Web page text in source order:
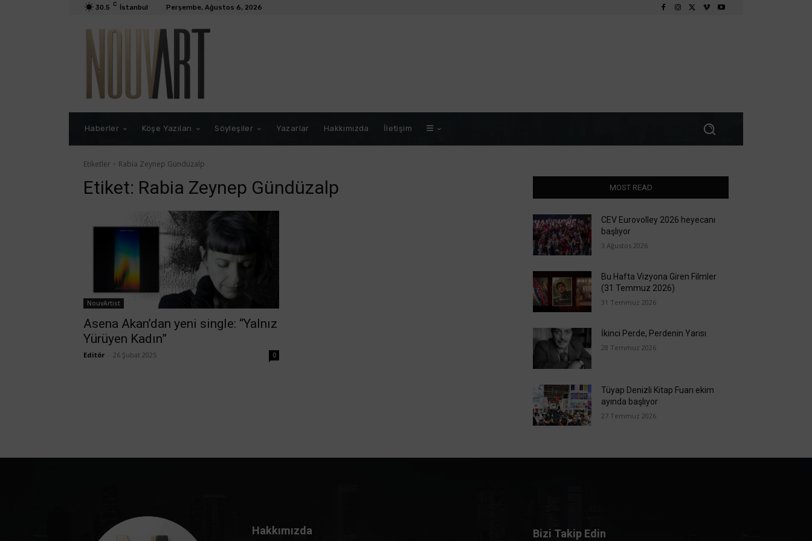
30.5 C İstanbul Perşembe, Ağustos 6, 2026
Haberler Köşe Yazıları Söyleşiler Yazarlar Hakkımızda İletişim
Etiketler Rabia Zeynep Gündüzalp
Etiket: Rabia Zeynep Gündüzalp
NouvArtist
Asena Akan’dan yeni single: “Yalnız
Yürüyen Kadın”
Editör 26 Şubat 2025 0
MOST READ
CEV Eurovolley 2026 heyecanı
başlıyor
3 Ağustos 2026
Bu Hafta Vizyona Giren Filmler
(31 Temmuz 2026)
31 Temmuz 2026
İkinci Perde, Perdenin Yarısı
28 Temmuz 2026
Tüyap Denizli Kitap Fuarı ekim
ayında başlıyor
27 Temmuz 2026
Hakkımızda Bizi Takip Edin